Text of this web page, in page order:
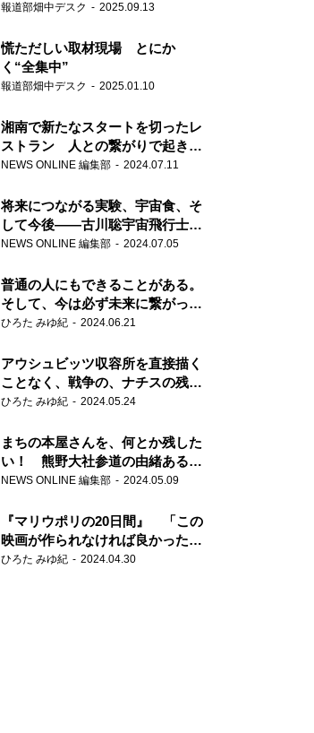
報道部畑中デスク 2025.09.13
慌ただしい取材現場 とにか
く“全集中”
報道部畑中デスク 2025.01.10
湘南で新たなスタートを切ったレ
ストラン 人との繋がりで起きた
奇跡
NEWS ONLINE 編集部 2024.07.11
将来につながる実験、宇宙食、そ
して今後――古川聡宇宙飛行士単
独インタビュー
NEWS ONLINE 編集部 2024.07.05
普通の人にもできることがある。
そして、今は必ず未来に繋がって
いく……『ONE LIFE 奇跡が繋い
ひろた みゆ紀 2024.06.21
アウシュビッツ収容所を直接描く
ことなく、戦争の、ナチスの残虐
さが見える映画 『関心領域』
ひろた みゆ紀 2024.05.24
まちの本屋さんを、何とか残した
い！ 熊野大社参道の由緒ある書
店・三代目の強い思い
NEWS ONLINE 編集部 2024.05.09
『マリウポリの20日間』 「この
映画が作られなければ良かった」
と語る監督
ひろた みゆ紀 2024.04.30